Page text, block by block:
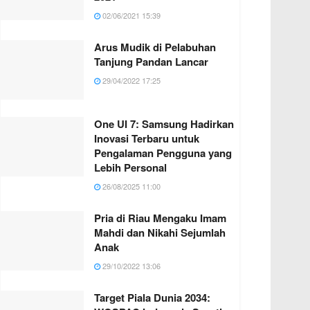
02/06/2021 15:39
Arus Mudik di Pelabuhan
Tanjung Pandan Lancar
29/04/2022 17:25
One UI 7: Samsung Hadirkan
Inovasi Terbaru untuk
Pengalaman Pengguna yang
Lebih Personal
26/08/2025 11:00
Pria di Riau Mengaku Imam
Mahdi dan Nikahi Sejumlah
Anak
29/10/2022 13:06
Target Piala Dunia 2034: